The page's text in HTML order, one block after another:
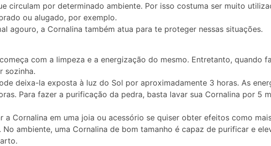
circulam por determinado ambiente. Por isso costuma ser muito
ou alugado, por exemplo.
agouro, a Cornalina também atua para te proteger nessas situações.
com a limpeza e a energização do mesmo. Entretanto, quando
sozinha.
deixa-la exposta à luz do Sol por aproximadamente 3 horas. As
Para fazer a purificação da pedra, basta lavar sua Cornalina por 5
Cornalina em uma joia ou acessório se quiser obter efeitos como
ambiente, uma Cornalina de bom tamanho é capaz de purificar e